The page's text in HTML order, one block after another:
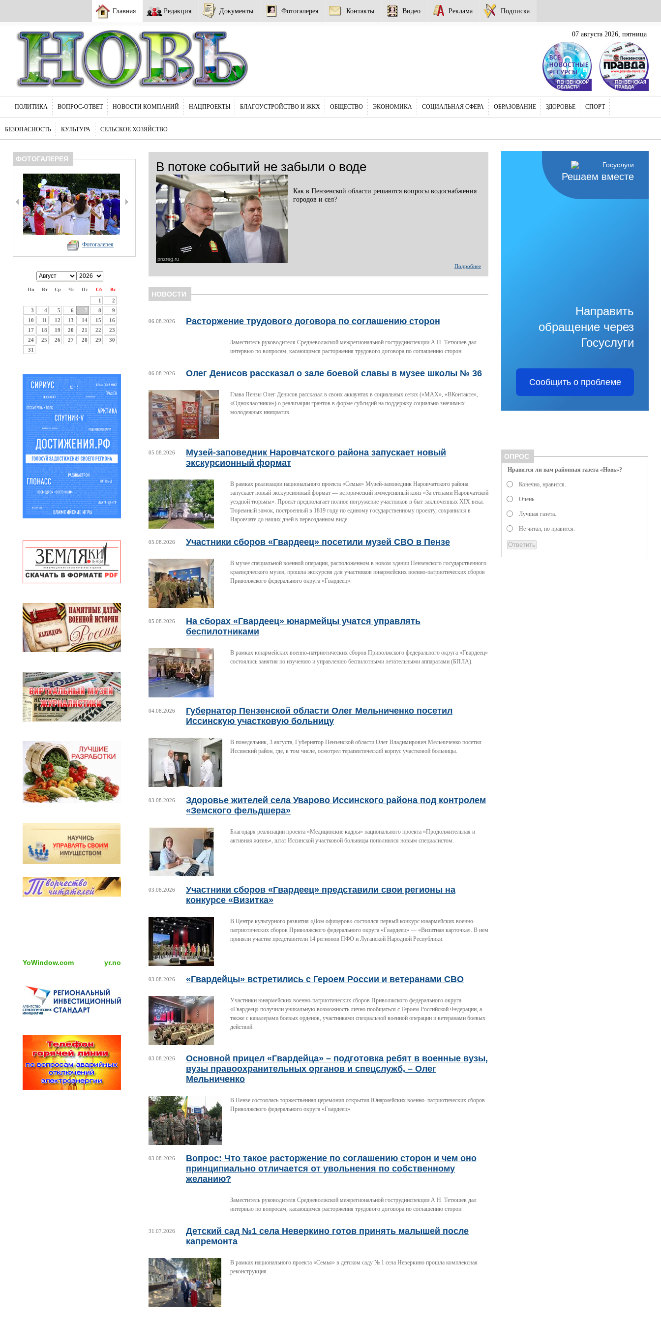
Главная Редакция Документы Фотогалерея Контакты Видео Реклама Подписка
07 августа 2026, пятница
ПОЛИТИКА ВОПРОС-ОТВЕТ НОВОСТИ КОМПАНИЙ НАЦПРОЕКТЫ БЛАГОУСТРОЙСТВО И ЖКХ ОБЩЕСТВО ЭКОНОМИКА СОЦИАЛЬНАЯ СФЕРА ОБРАЗОВАНИЕ ЗДОРОВЬЕ СПОРТ
БЕЗОПАСНОСТЬ КУЛЬТУРА СЕЛЬСКОЕ ХОЗЯЙСТВО
ФОТОГАЛЕРЕЯ
Фотогалерея
Пн Вт Ср Чт Пт Сб Вс
1
2
3
4 5 6 7 8
9
10
11 12 13 14 15
16
17
18 19 20 21 22
23
24
25 26 27 28 29
30
31
YoWindow.com yr.no
В потоке событий не забыли о воде
Как в Пензенской области решаются вопросы водоснабжения
городов и сел?
Подробнее
НОВОСТИ
06.08.2026 Расторжение трудового договора по соглашению сторон
Заместитель руководителя Средневолжской межрегиональной гострудинспекции А.Н. Тетюшев дал
интервью по вопросам, касающимся расторжения трудового договора по соглашению сторон
06.08.2026 Олег Денисов рассказал о зале боевой славы в музее школы № 36
Глава Пензы Олег Денисов рассказал в своих аккаунтах в социальных сетях («МАХ», «ВКонтакте»,
«Одноклассники») о реализации грантов в форме субсидий на поддержку социально значимых
молодежных инициатив.
05.08.2026
Музей-заповедник Наровчатского района запускает новый
экскурсионный формат
В рамках реализации национального проекта «Семья» Музей-заповедник Наровчатского района
запускает новый экскурсионный формат — исторический иммерсивный квиз «За стенами Наровчатской
уездной тюрьмы». Проект предполагает полное погружение участников в быт заключенных XIX века.
Тюремный замок, построенный в 1819 году по единому государственному проекту, сохранился в
Наровчате до наших дней в первозданном виде.
05.08.2026 Участники сборов «Гвардеец» посетили музей СВО в Пензе
В музее специальной военной операции, расположенном в новом здании Пензенского государственного
краеведческого музея, прошла экскурсия для участников юнармейских военно-патриотических сборов
Приволжского федерального округа «Гвардеец».
05.08.2026
На сборах «Гвардеец» юнармейцы учатся управлять
беспилотниками
В рамках юнармейских военно-патриотических сборов Приволжского федерального округа «Гвардеец»
состоялись занятия по изучению и управлению беспилотными летательными аппаратами (БПЛА).
04.08.2026
Губернатор Пензенской области Олег Мельниченко посетил
Иссинскую участковую больницу
В понедельник, 3 августа, Губернатор Пензенской области Олег Владимирович Мельниченко посетил
Иссинский район, где, в том числе, осмотрел терапевтический корпус участковой больницы.
03.08.2026
Здоровье жителей села Уварово Иссинского района под контролем
«Земского фельдшера»
Благодаря реализации проекта «Медицинские кадры» национального проекта «Продолжительная и
активная жизнь», штат Иссинской участковой больницы пополнился новым специалистом.
03.08.2026
Участники сборов «Гвардеец» представили свои регионы на
конкурсе «Визитка»
В Центре культурного развития «Дом офицеров» состоялся первый конкурс юнармейских военно-
патриотических сборов Приволжского федерального округа «Гвардеец» — «Визитная карточка». В нем
приняли участие представители 14 регионов ПФО и Луганской Народной Республики.
03.08.2026 «Гвардейцы» встретились с Героем России и ветеранами СВО
Участники юнармейских военно-патриотических сборов Приволжского федерального округа
«Гвардеец» получили уникальную возможность лично пообщаться с Героем Российской Федерации, а
также с кавалерами боевых орденов, участниками специальной военной операции и ветеранами боевых
действий.
03.08.2026
Основной прицел «Гвардейца» – подготовка ребят в военные вузы,
вузы правоохранительных органов и спецслужб, – Олег
Мельниченко
В Пензе состоялась торжественная церемония открытия Юнармейских военно–патриотических сборов
Приволжского федерального округа «Гвардеец».
03.08.2026
Вопрос: Что такое расторжение по соглашению сторон и чем оно
принципиально отличается от увольнения по собственному
желанию?
Заместитель руководителя Средневолжской межрегиональной гострудинспекции А.Н. Тетюшев дал
интервью по вопросам, касающимся расторжения трудового договора по соглашению сторон
31.07.2026
Детский сад №1 села Неверкино готов принять малышей после
капремонта
В рамках национального проекта «Семья» в детском саду № 1 села Неверкино прошла комплексная
реконструкция.
Решаем вместе
Направить
обращение через
Госуслуги
Сообщить о проблеме
ОПРОС
Нравится ли вам районная газета «Новь»?
Конечно, нравится.
Очень.
Лучшая газета.
Не читал, но нравится.